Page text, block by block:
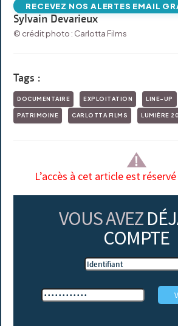
RECEVEZ NOS ALERTES EMAIL
Sylvain Devarieux
© crédit photo : Carlotta Films
Tags :
DOCUMENTAIRE EXPLOITATION LINE-UP
PATRIMOINE CARLOTTA FILMS LUMIÈRE
L’accès à cet article est
VOUS AVEZ
COMPTE